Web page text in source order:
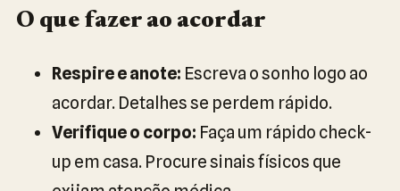
O que fazer ao acordar
Respire e anote: Escreva o sonho logo ao
acordar. Detalhes se perdem rápido.
Verifique o corpo: Faça um rápido check-
up em casa. Procure sinais físicos que